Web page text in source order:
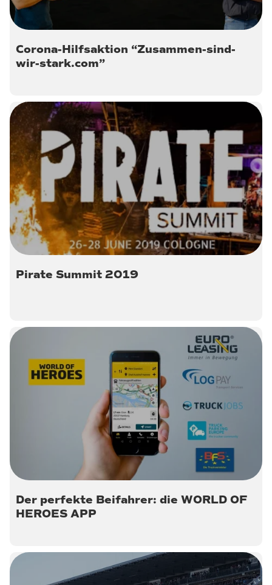
Corona-Hilfsaktion “Zusammen-sind-
wir-stark.com”
24. September 2019
Pirate Summit 2019
Der perfekte Beifahrer: die WORLD OF
HEROES APP